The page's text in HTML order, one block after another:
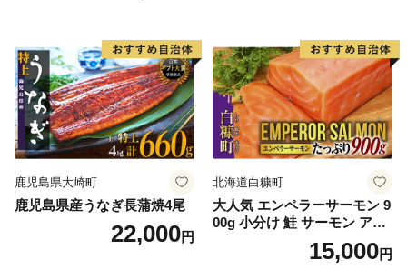
鹿児島県大崎町
鹿児島県産うなぎ長蒲焼4尾
22,000円
北海道白糠町
大人気 エンペラーサーモン 9
00g 小分け 鮭 サーモン アト
ランティックサーモン 水産
庁長官賞 受賞 さけ シャケ し
15,000円